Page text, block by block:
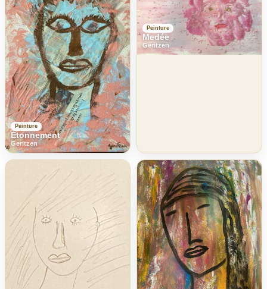
Peinture
Étonnement
Geritzen
Peinture
Medée
Geritzen